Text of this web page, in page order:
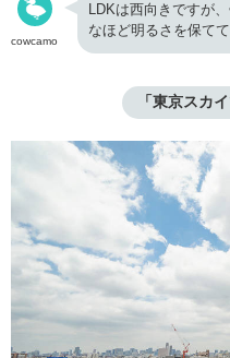
cowcamo
LDKは西向きですが
なほど明るさを保てて
「東京スカ